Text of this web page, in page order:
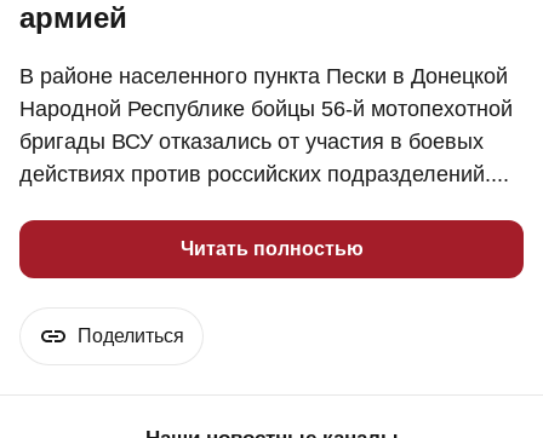
армией
В районе населенного пункта Пески в Донецкой
Народной Республике бойцы 56-й мотопехотной
бригады ВСУ отказались от участия в боевых
действиях против российских подразделений....
Читать полностью
Поделиться